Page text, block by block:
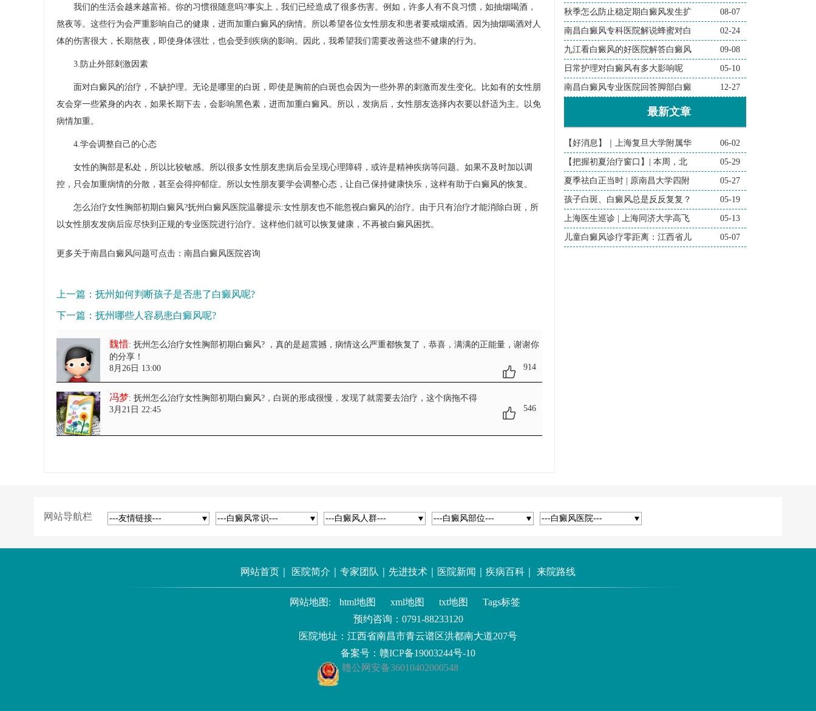
我们的生活会越来越富裕。你的习惯很随意吗?事实上，我们已经造成了很多伤害。例如，许多人有不良习惯，如抽烟喝酒，
熬夜等。这些行为会严重影响自己的健康，进而加重白癜风的病情。所以希望各位女性朋友和患者要戒烟戒酒。因为抽烟喝酒对人
体的伤害很大，长期熬夜，即使身体强壮，也会受到疾病的影响。因此，我希望我们需要改善这些不健康的行为。
3.防止外部刺激因素
面对白癜风的治疗，不缺护理。无论是哪里的白斑，即使是胸前的白斑也会因为一些外界的刺激而发生变化。比如有的女性朋
友会穿一些紧身的内衣，如果长期下去，会影响黑色素，进而加重白癜风。所以，发病后，女性朋友选择内衣要以舒适为主。以免
病情加重。
4.学会调整自己的心态
女性的胸部是私处，所以比较敏感。所以很多女性朋友患病后会呈现心理障碍，或许是精神疾病等问题。如果不及时加以调
控，只会加重病情的分散，甚至会得抑郁症。所以女性朋友要学会调整心态，让自己保持健康快乐，这样有助于白癜风的恢复。
怎么治疗女性胸部初期白癜风?抚州白癜风医院温馨提示:女性朋友也不能忽视白癜风的治疗。由于只有治疗才能消除白斑，所
以女性朋友发病后应尽快到正规的专业医院进行治疗。这样他们就可以恢复健康，不再被白癜风困扰。
更多关于南昌白癜风问题可点击： 南昌白癜风医院咨询
上一篇： 抚州如何判断孩子是否患了白癜风呢?
下一篇： 抚州哪些人容易患白癜风呢?
魏惜: 抚州怎么治疗女性胸部初期白癜风?
，真的是超震撼，病情这么严重都恢复了，恭喜，满满的正能量，谢谢你
的分享！
8月26日 13:00
914
冯梦: 抚州怎么治疗女性胸部初期白癜风? ，白斑的形成很慢，发现了就需要去治疗，这个病拖不得
3月21日 22:45
546
秋季怎么防止稳定期白癜风发生扩 08-07
南昌白癜风专科医院解说蜂蜜对白 02-24
九江看白癜风的好医院解答白癜风 09-08
日常护理对白癜风有多大影响呢 05-10
南昌白癜风专业医院回答脚部白癜 12-27
最新文章
【好消息】｜上海复旦大学附属华 06-02
【把握初夏治疗窗口】| 本周，北 05-29
夏季祛白正当时 | 原南昌大学四附 05-27
孩子白斑、白癜风总是反反复复？ 05-19
上海医生巡诊 | 上海同济大学高飞 05-13
儿童白癜风诊疗零距离：江西省儿 05-07
网站导航栏 ---友情链接--- ---白癜风常识--- ---白癜风人群--- ---白癜风部位--- ---白癜风医院---
网站首页 医院简介 专家团队 先进技术 医院新闻 疾病百科 来院路线
网站地图: html地图 xml地图 txt地图
Tags标签
预约咨询： 0791-88233120
医院地址：江西省南昌市青云谱区洪都南大道207号
备案号： 赣ICP备19003244号-10
赣公网安备36010402000548